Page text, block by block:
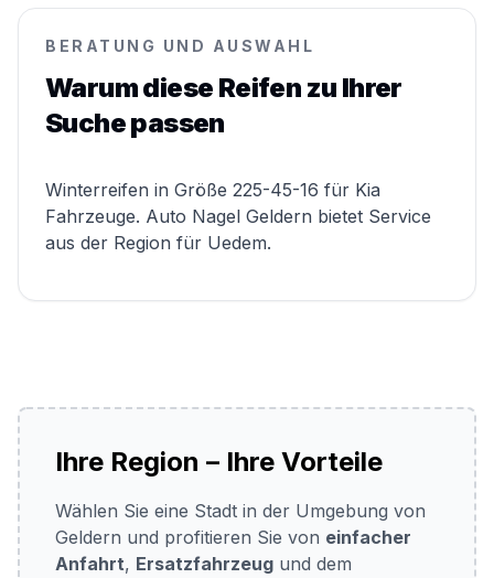
BERATUNG UND AUSWAHL
Warum diese Reifen zu Ihrer
Suche passen
Winterreifen in Größe 225-45-16 für Kia
Fahrzeuge. Auto Nagel Geldern bietet Service
aus der Region für Uedem.
Ihre Region – Ihre Vorteile
Wählen Sie eine Stadt in der Umgebung von
Geldern und profitieren Sie von einfacher
Anfahrt, Ersatzfahrzeug und dem